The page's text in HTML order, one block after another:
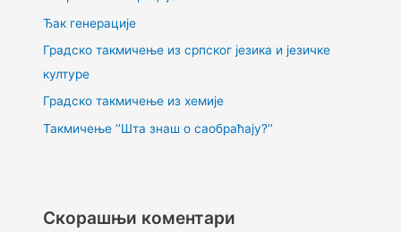
Ђак генерације
Градско такмичење из српског језика и језичке
културе
Градско такмичење из хемије
Такмичење ‘’Шта знаш о саобраћају?’’
Скорашњи коментари